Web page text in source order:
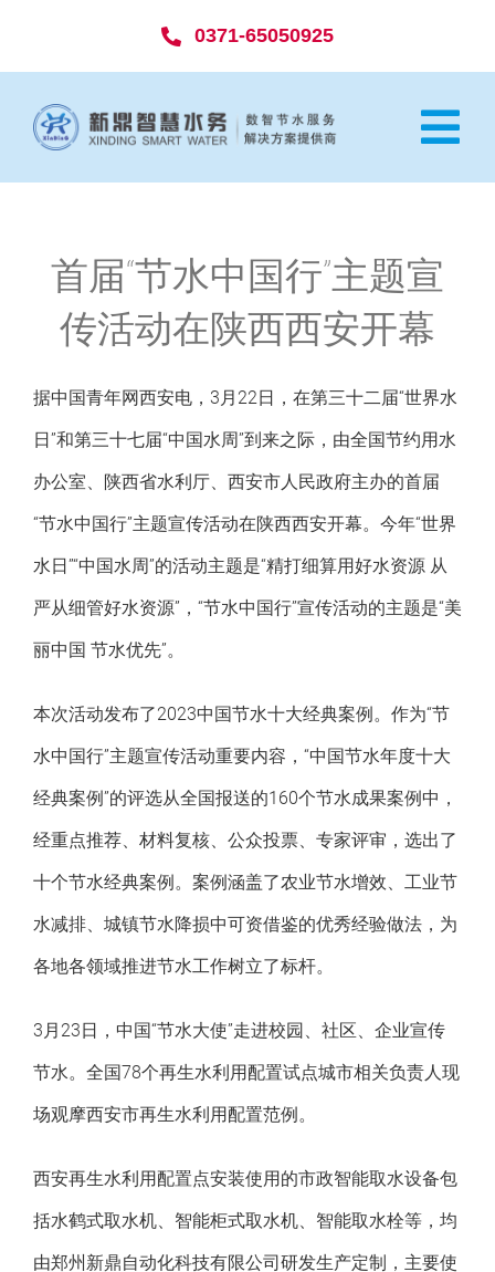
0371-65050925
走进新鼎
解决方案
项目案例
联系我们
首届“节水中国行”主题宣
传活动在陕西西安开幕
据中国青年网西安电，3月22日，在第三十二届“世界水
日”和第三十七届“中国水周”到来之际，由全国节约用水
办公室、陕西省水利厅、西安市人民政府主办的首届
“节水中国行”主题宣传活动在陕西西安开幕。今年“世界
水日”“中国水周”的活动主题是“精打细算用好水资源 从
严从细管好水资源”，“节水中国行”宣传活动的主题是“美
丽中国 节水优先”。
本次活动发布了2023中国节水十大经典案例。作为“节
水中国行”主题宣传活动重要内容，“中国节水年度十大
经典案例”的评选从全国报送的160个节水成果案例中，
经重点推荐、材料复核、公众投票、专家评审，选出了
十个节水经典案例。案例涵盖了农业节水增效、工业节
水减排、城镇节水降损中可资借鉴的优秀经验做法，为
各地各领域推进节水工作树立了标杆。
3月23日，中国“节水大使”走进校园、社区、企业宣传
节水。全国78个再生水利用配置试点城市相关负责人现
场观摩西安市再生水利用配置范例。
西安再生水利用配置点安装使用的市政智能取水设备包
括水鹤式取水机、智能柜式取水机、智能取水栓等，均
由郑州新鼎自动化科技有限公司研发生产定制，主要使